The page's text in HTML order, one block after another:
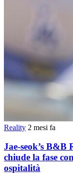
Reality 2 mesi fa
Jae-seok’s B&B
chiude la fase
ospitalità